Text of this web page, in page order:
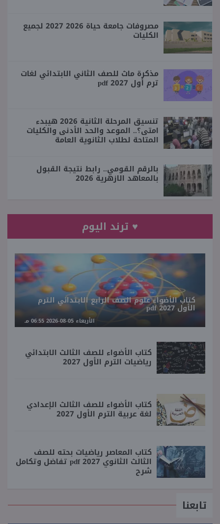
مصروفات جامعة حياة 2026 2027 لجميع
الكليات
مذكرة ماث للصف الثاني الابتدائي لغات
ترم أول 2027 pdf
تنسيق المرحلة الثانية 2026 هيبدء
امتى؟.. الموعد والحد الأدنى والكليات
المتاحة لطلاب الثانوية العامة
بالرقم القومي.. رابط نتيجة القبول
بالمعاهد الازهرية 2026
♥ ترند اليوم
كتاب الأضواء علوم الصف الرابع الابتدائي الترم
الأول 2027 pdf
الأربعاء 05-08-2026 06:55 مـ
كتاب الأضواء للصف الثالث الابتدائي
رياضيات الترم الأول 2027
كتاب الأضواء للصف الثالث الإعدادي
لغة عربية الترم الأول 2027
كتاب المعاصر رياضيات بحته للصف
الثالث الثانوي 2027 pdf تفاضل وتكامل
شرح
تابعنا